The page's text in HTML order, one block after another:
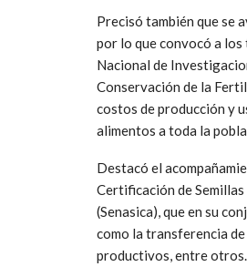
Precisó también que se
por lo que convocó a
Nacional de
Conservación de la
costos de producción y
alimentos a toda la
Destacó el
Certificación de
(Senasica), que en su
como la transferencia
productivos, entre otros.